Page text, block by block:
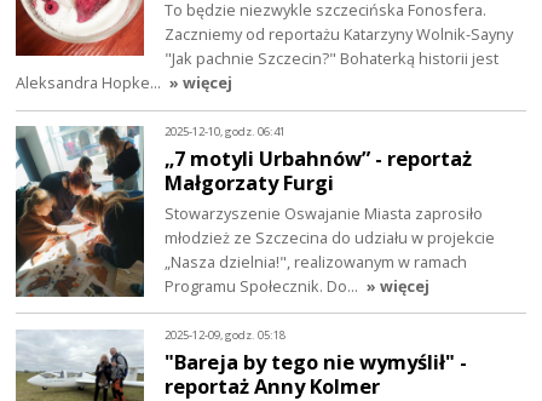
To będzie niezwykle szczecińska Fonosfera.
Zaczniemy od reportażu Katarzyny Wolnik-Sayny
"Jak pachnie Szczecin?" Bohaterką historii jest
Aleksandra Hopke… » więcej
2025-12-10, godz. 06:41
„7 motyli Urbahnów” - reportaż
Małgorzaty Furgi
Stowarzyszenie Oswajanie Miasta zaprosiło
młodzież ze Szczecina do udziału w projekcie
„Nasza dzielnia!", realizowanym w ramach
Programu Społecznik. Do… » więcej
2025-12-09, godz. 05:18
"Bareja by tego nie wymyślił" -
reportaż Anny Kolmer